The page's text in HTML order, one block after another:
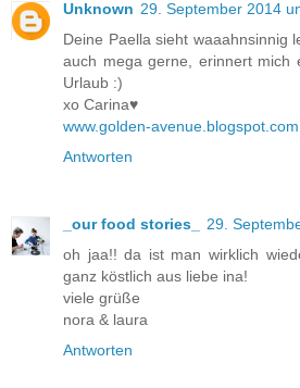
Unknown 29. September 2014
Deine Paella sieht waaahnsinnig
auch mega gerne, erinnert mich
Urlaub :)
xo Carina♥
www.golden-avenue.blogspot.com
Antworten
_our food stories_
29.
oh jaa!! da ist man wirklich
ganz köstlich aus liebe ina!
viele grüße
nora & laura
Antworten